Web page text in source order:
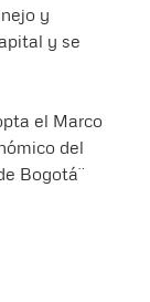
y
y se
el Marco
del
Bogotá¨